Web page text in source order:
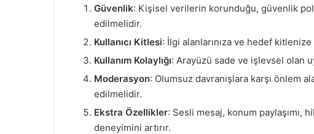
Güvenlik: Kişisel verilerin korunduğu, güvenlik
edilmelidir.
Kullanıcı Kitlesi: İlgi alanlarınıza ve hedef
Kullanım Kolaylığı: Arayüzü sade ve işlevsel olan
Moderasyon: Olumsuz davranışlara karşı önlem
edilmelidir.
Ekstra Özellikler: Sesli mesaj, konum paylaşımı,
deneyimini artırır.